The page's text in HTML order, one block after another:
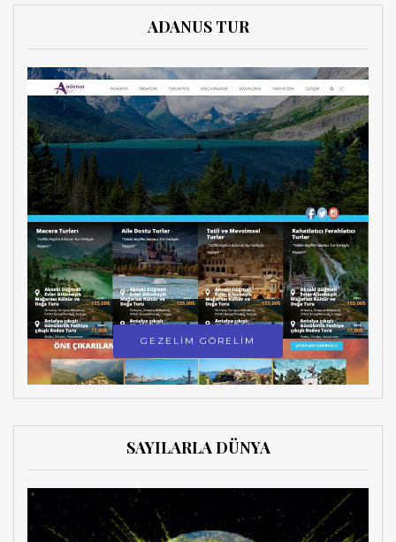
ADANUS TUR
GEZELİM GÖRELİM
SAYILARLA DÜNYA